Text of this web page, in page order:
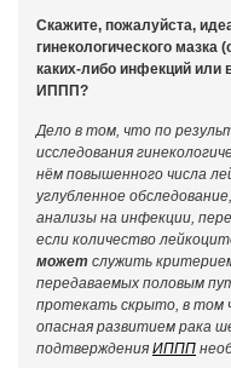
Скажите, пожалуйста,
гинекологического
каких-либо инфекций или
ИППП?
Дело в том, что по
исследования
нём повышенного числа
углубленное
анализы на инфекции,
если количество
может служить
передаваемых половым
протекать скрыто, в том
опасная развитием рака
подтверждения ИППП